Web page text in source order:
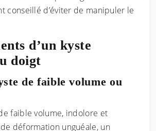
conseillé d’éviter de manipuler le
d’un kyste
doigt
de faible volume ou
faible volume, indolore et
de déformation unguéale, un